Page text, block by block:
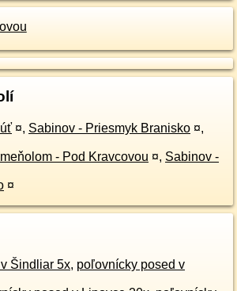
¤, Sabinov - Priesmyk Branisko ¤,
- Pod Kravcovou ¤, Sabinov -
¤
Šindliar 5x, poľovnícky posed v